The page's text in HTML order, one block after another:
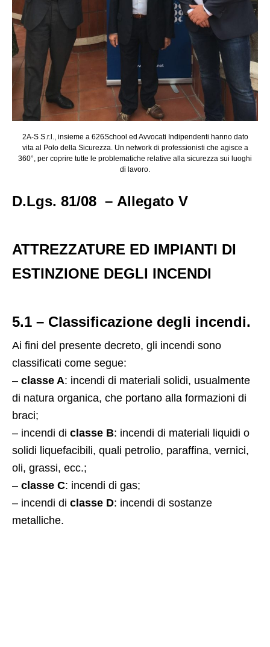
2A-S S.r.l., insieme a 626School ed Avvocati Indipendenti hanno dato
vita al Polo della Sicurezza. Un network di professionisti che agisce a
360°, per coprire tutte le problematiche relative alla sicurezza sui luoghi
di lavoro.
D.Lgs. 81/08 – Allegato V
ATTREZZATURE ED IMPIANTI DI
ESTINZIONE DEGLI INCENDI
5.1 – Classificazione degli incendi.
Ai fini del presente decreto, gli incendi sono
classificati come segue:
– classe A: incendi di materiali solidi, usualmente
di natura organica, che portano alla formazioni di
braci;
– incendi di classe B: incendi di materiali liquidi o
solidi liquefacibili, quali petrolio, paraffina, vernici,
oli, grassi, ecc.;
– classe C: incendi di gas;
– incendi di classe D: incendi di sostanze
metalliche.